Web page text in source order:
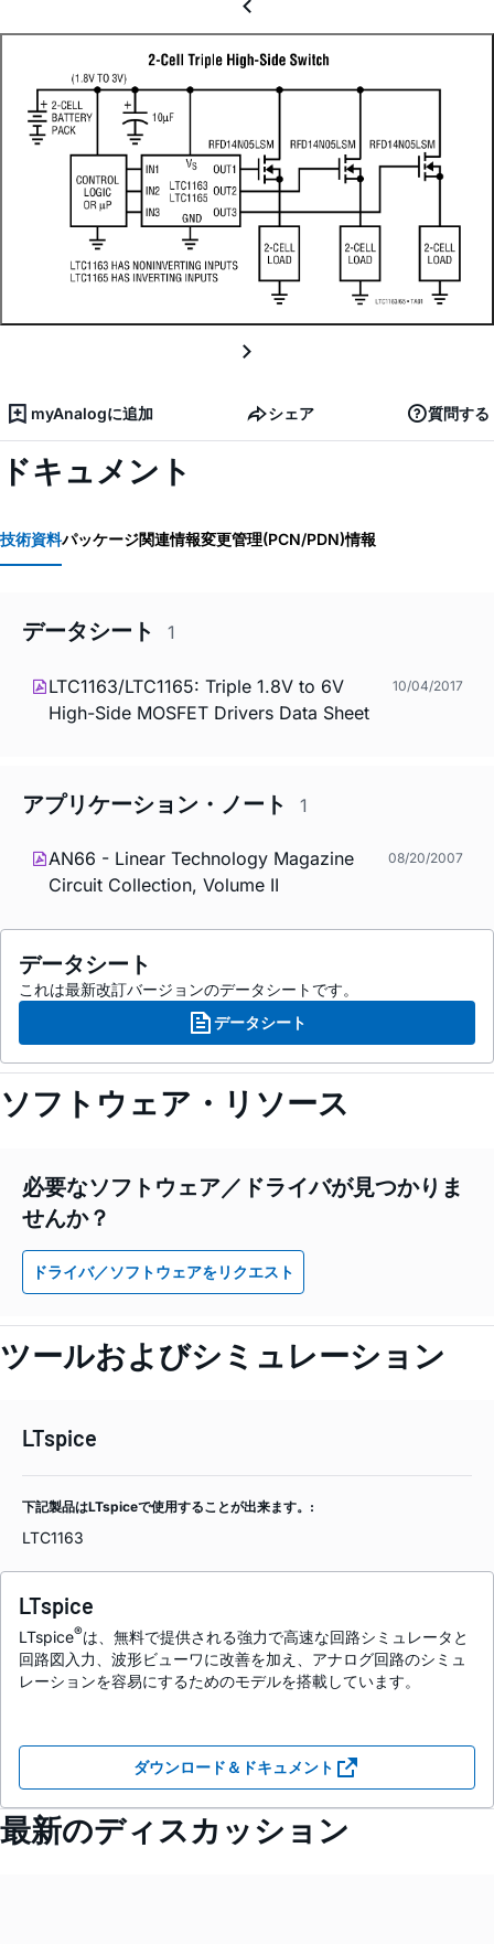
myAnalogに追加 シェア 質問する
ドキュメント
技術資料パッケージ関連情報変更管理(PCN/PDN)情報
データシート 1
LTC1163/LTC1165: Triple 1.8V to 6V
High-Side MOSFET Drivers Data Sheet
10/04/2017
アプリケーション・ノート 1
AN66 - Linear Technology Magazine
Circuit Collection, Volume II
08/20/2007
データシート
これは最新改訂バージョンのデータシートです。
データシート
ソフトウェア・リソース
必要なソフトウェア／ドライバが見つかりま
せんか？
ドライバ／ソフトウェアをリクエスト
ツールおよびシミュレーション
LTspice
下記製品はLTspiceで使用することが出来ます。:
LTC1163
LTspice
LTspice®は、無料で提供される強力で高速な回路シミュレータと
回路図入力、波形ビューワに改善を加え、アナログ回路のシミュ
レーションを容易にするためのモデルを搭載しています。
ダウンロード＆ドキュメント
最新のディスカッション